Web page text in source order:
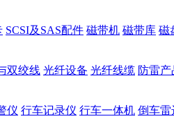
SCSI及SAS配件 磁带机 磁带库 磁
双绞线 光纤设备 光纤线缆 防雷产
仪 行车记录仪 行车一体机 倒车雷